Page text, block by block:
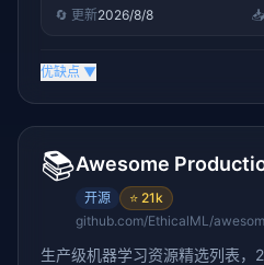
🔄 更新2026/8/8
优缺点 ▼
📚
开源 ⭐ 21k
生产级机器学习资源精选列表